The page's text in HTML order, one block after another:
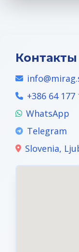
Контакты
+386 64 177
WhatsApp
Telegram
Slovenia,